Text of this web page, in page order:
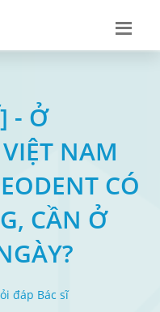
- Ở
NAM
CÓ
CẦN Ở
đáp Bác sĩ